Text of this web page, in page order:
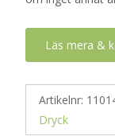
Läs mera &
Artikelnr:
Dryck